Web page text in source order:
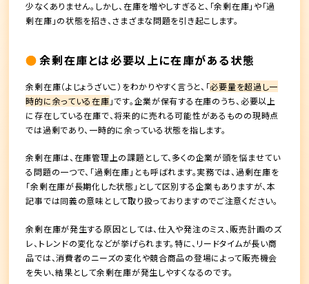
少なくありません。しかし、在庫を増やしすぎると、「余剰在庫」や「過
剰在庫」の状態を招き、さまざまな問題を引き起こします。
余剰在庫とは必要以上に在庫がある状態
余剰在庫（よじょうざいこ）をわかりやすく言うと、「必要量を超過し一
時的に余っている在庫 」です。企業が保有する在庫のうち、必要以上
に存在している在庫で、将来的に売れる可能性があるものの現時点
では過剰であり、一時的に余っている状態を指します。
余剰在庫は、在庫管理上の課題として、多くの企業が頭を悩ませてい
る問題の一つで、「過剰在庫」とも呼ばれます。実務では、過剰在庫を
「余剰在庫が長期化した状態」として区別する企業もありますが、本
記事では同義の意味として取り扱っておりますのでご注意ください。
余剰在庫が発生する原因としては、仕入や発注のミス、販売計画のズ
レ、トレンドの変化などが挙げられます。特に、リードタイムが長い商
品では、消費者のニーズの変化や競合商品の登場によって販売機会
を失い、結果として余剰在庫が発生しやすくなるのです。